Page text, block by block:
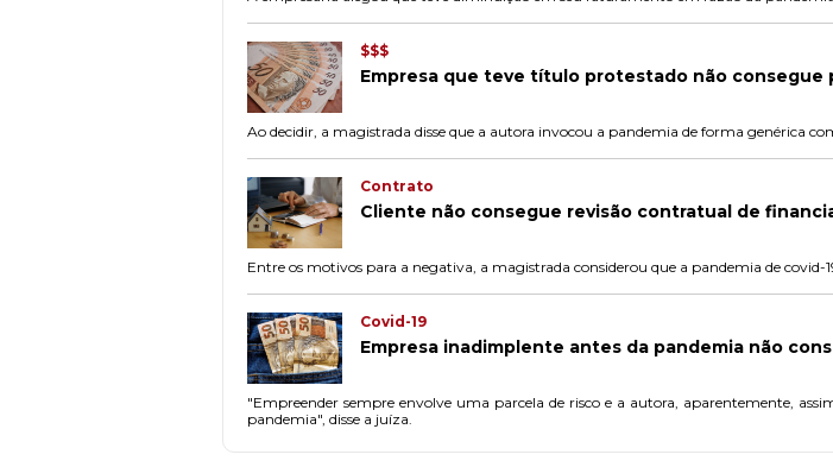
$$$
Empresa que teve título protestado não consegue
Ao decidir, a magistrada disse que a autora invocou a pandemia de forma genérica
Contrato
Cliente não consegue revisão contratual de
Entre os motivos para a negativa, a magistrada considerou que a pandemia de covid-
Covid-19
Empresa inadimplente antes da pandemia não
"Empreender sempre envolve uma parcela de risco e a autora, aparentemente,
pandemia", disse a juíza.